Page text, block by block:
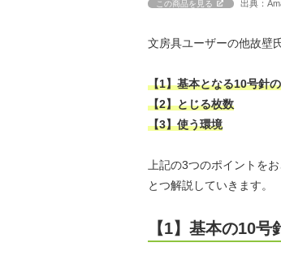
この商品を見る 出典：
文房具ユーザーの他故壁
【1】基本となる10号針
【2】とじる枚数
【3】使う環境
上記の3つのポイントを
とつ解説していきます。
【1】基本の10